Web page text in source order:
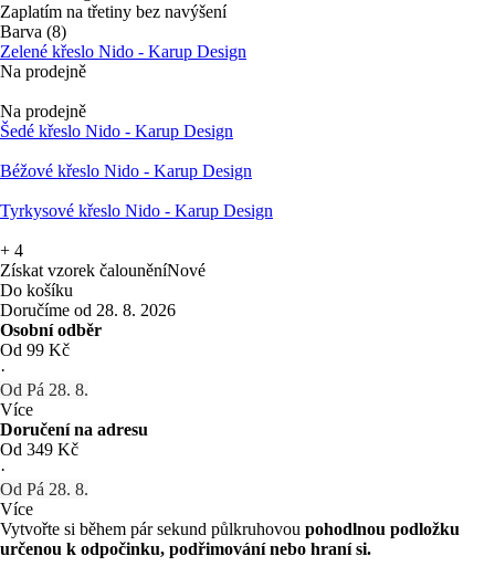
Zaplatím na třetiny bez navýšení
Barva (8)
Zelené křeslo Nido - Karup Design
Na prodejně
Na prodejně
Šedé křeslo Nido - Karup Design
Béžové křeslo Nido - Karup Design
Tyrkysové křeslo Nido - Karup Design
+ 4
Získat vzorek čalouněníNové
Do košíku
Doručíme od 28. 8. 2026
Osobní odběr
Od 99 Kč
·
Od Pá 28. 8.
Více
Doručení na adresu
Od 349 Kč
·
Od Pá 28. 8.
Více
Vytvořte si během pár sekund půlkruhovou pohodlnou podložku
určenou k odpočinku, podřimování nebo hraní si.